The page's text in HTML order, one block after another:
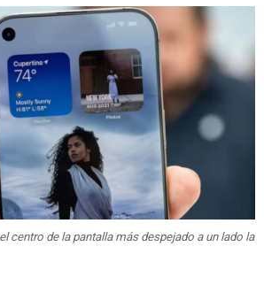
centro de la pantalla más despejado a un lado la